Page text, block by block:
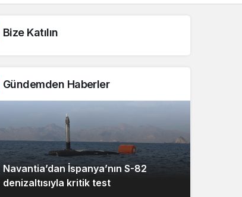
Bize Katılın
Gündemden Haberler
Navantia’dan İspanya’nın S-82
denizaltısıyla kritik test